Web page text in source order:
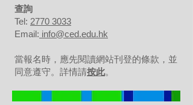
​查詢
Tel: 2770 3033
Email: info@ced.edu.hk
當報名時，應先閱讀網站刊登的條款，並
同意遵守。詳情請按此。